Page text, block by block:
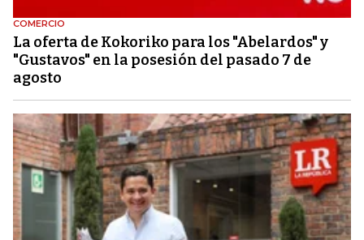
COMERCIO
La oferta de Kokoriko para los "Abelardos" y
"Gustavos" en la posesión del pasado 7 de
agosto